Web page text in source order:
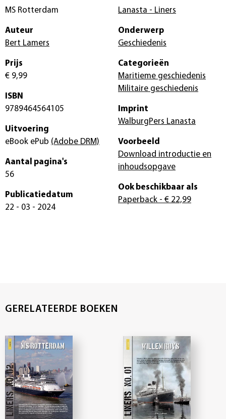
MS Rotterdam
Auteur
Bert Lamers
Prijs
€ 9,99
ISBN
9789464564105
Uitvoering
eBook ePub (Adobe DRM)
Aantal pagina's
56
Publicatiedatum
22 - 03 - 2024
Lanasta - Liners
Onderwerp
Geschiedenis
Categorieën
Maritieme geschiedenis
Militaire geschiedenis
Imprint
WalburgPers Lanasta
Voorbeeld
Download introductie en
inhoudsopgave
Ook beschikbaar als
Paperback - € 22,99
GERELATEERDE BOEKEN